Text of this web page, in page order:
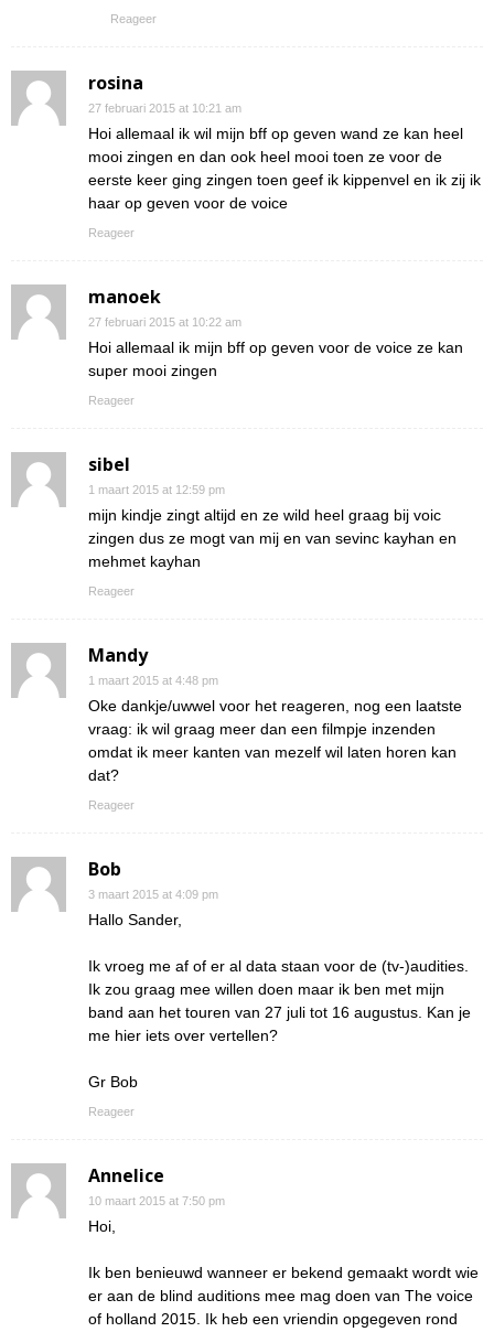
Reageer
rosina
27 februari 2015 at 10:21 am
Hoi allemaal ik wil mijn bff op geven wand ze kan heel
mooi zingen en dan ook heel mooi toen ze voor de
eerste keer ging zingen toen geef ik kippenvel en ik zij ik
haar op geven voor de voice
Reageer
manoek
27 februari 2015 at 10:22 am
Hoi allemaal ik mijn bff op geven voor de voice ze kan
super mooi zingen
Reageer
sibel
1 maart 2015 at 12:59 pm
mijn kindje zingt altijd en ze wild heel graag bij voic
zingen dus ze mogt van mij en van sevinc kayhan en
mehmet kayhan
Reageer
Mandy
1 maart 2015 at 4:48 pm
Oke dankje/uwwel voor het reageren, nog een laatste
vraag: ik wil graag meer dan een filmpje inzenden
omdat ik meer kanten van mezelf wil laten horen kan
dat?
Reageer
Bob
3 maart 2015 at 4:09 pm
Hallo Sander,
Ik vroeg me af of er al data staan voor de (tv-)audities.
Ik zou graag mee willen doen maar ik ben met mijn
band aan het touren van 27 juli tot 16 augustus. Kan je
me hier iets over vertellen?
Gr Bob
Reageer
Annelice
10 maart 2015 at 7:50 pm
Hoi,
Ik ben benieuwd wanneer er bekend gemaakt wordt wie
er aan de blind auditions mee mag doen van The voice
of holland 2015. Ik heb een vriendin opgegeven rond